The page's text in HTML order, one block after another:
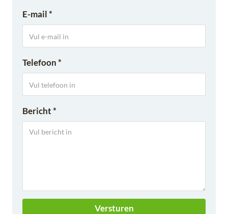
E-mail *
Telefoon *
Bericht *
Versturen